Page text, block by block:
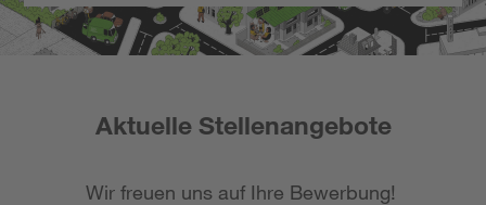
Aktuelle Stellenangebote
Wir freuen uns auf Ihre Bewerbung!